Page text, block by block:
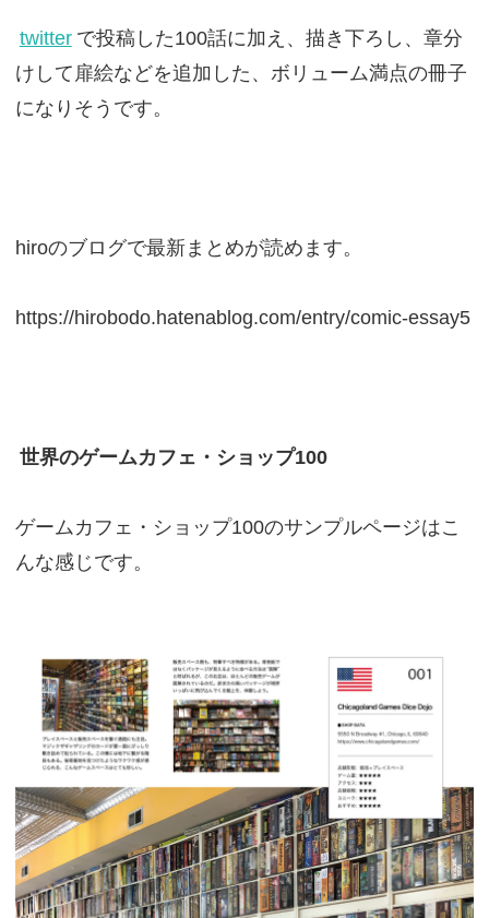
twitter で投稿した100話に加え、描き下ろし、章分
けして扉絵などを追加した、ボリューム満点の冊子
になりそうです。
hiroのブログで最新まとめが読めます。
https://hirobodo.hatenablog.com/entry/comic-essay5
世界のゲームカフェ・ショップ100
ゲームカフェ・ショップ100のサンプルページはこ
んな感じです。